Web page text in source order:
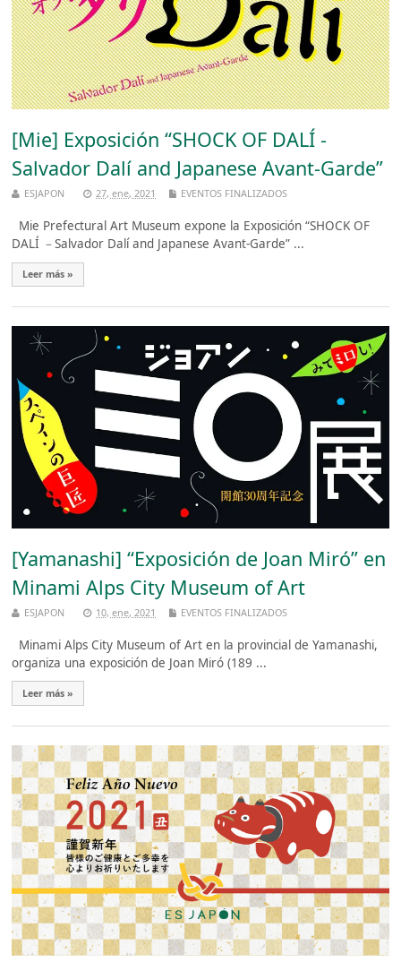
[Mie] Exposición “SHOCK OF DALÍ -
Salvador Dalí and Japanese Avant-Garde”
ESJAPON 27, ene, 2021 EVENTOS FINALIZADOS
Mie Prefectural Art Museum expone la Exposición “SHOCK OF
DALÍ －Salvador Dalí and Japanese Avant-Garde” ...
Leer más »
[Yamanashi] “Exposición de Joan Miró” en
Minami Alps City Museum of Art
ESJAPON 10, ene, 2021 EVENTOS FINALIZADOS
Minami Alps City Museum of Art en la provincial de Yamanashi,
organiza una exposición de Joan Miró (189 ...
Leer más »